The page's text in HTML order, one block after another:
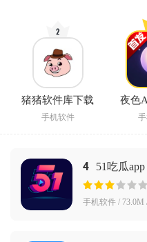
猪猪软件库下载
手机软件
夜色
4 51吃瓜app
手机软件 / 73.0M